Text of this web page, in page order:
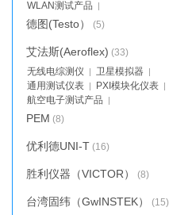
WLAN测试产品 |
德图(Testo） (5)
艾法斯(Aeroflex) (33)
无线电综测仪
| 卫星模拟器 |
通用测试仪表 | PXI模块化仪表 |
航空电子测试产品 |
PEM (8)
优利德UNI-T (16)
胜利仪器（VICTOR） (8)
台湾固纬（GwINSTEK）
(15)